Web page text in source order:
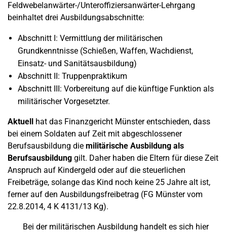
Feldwebelanwärter-/Unteroffiziersanwärter-Lehrgang
beinhaltet drei Ausbildungsabschnitte:
Abschnitt I: Vermittlung der militärischen
Grundkenntnisse (Schießen, Waffen, Wachdienst,
Einsatz- und Sanitätsausbildung)
Abschnitt II: Truppenpraktikum
Abschnitt III: Vorbereitung auf die künftige Funktion als
militärischer Vorgesetzter.
Aktuell hat das Finanzgericht Münster entschieden, dass
bei einem Soldaten auf Zeit mit abgeschlossener
Berufsausbildung die militärische Ausbildung als
Berufsausbildung gilt. Daher haben die Eltern für diese Zeit
Anspruch auf Kindergeld oder auf die steuerlichen
Freibeträge, solange das Kind noch keine 25 Jahre alt ist,
ferner auf den Ausbildungsfreibetrag (FG Münster vom
22.8.2014, 4 K 4131/13 Kg).
Bei der militärischen Ausbildung handelt es sich hier